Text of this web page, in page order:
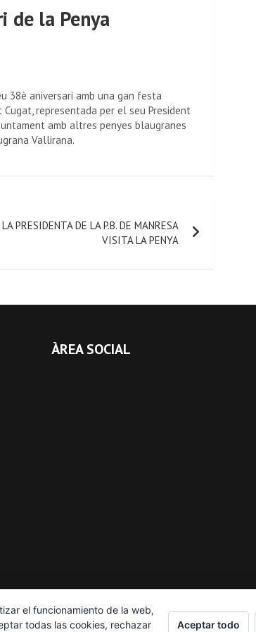
de la Penya
38è aniversari amb una gan festa
representada per el seu President
amb altres penyes blaugranes
Vallirana.
LA PRESIDENTA DE LA P.B. DE MANRESA
VISITA LA PENYA
ÀREA SOCIAL
el funcionamiento de la web,
todas las cookies, rechazar
Aceptar todo